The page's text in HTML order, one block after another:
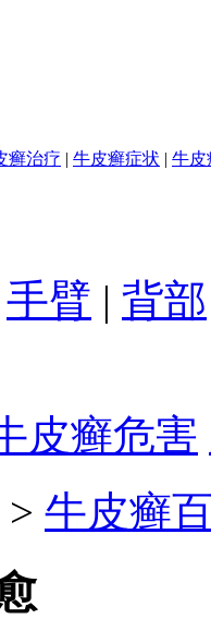
癣治疗 | 牛皮癣症状 | 牛皮
手臂 | 背部
皮癣危害
> 牛皮癣